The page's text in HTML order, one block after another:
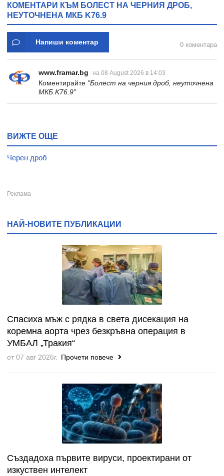
КОМЕНТАРИ КЪМ БОЛЕСТ НА ЧЕРНИЯ ДРОБ,
НЕУТОЧНЕНА МКБ K76.9
Напиши коментар 0 коментара
www.framar.bg на 08 August 2026 в 14:03
Коментирайте "Болест на черния дроб, неуточнена
МКБ K76.9"
ВИЖТЕ ОЩЕ
Черен дроб
НАЙ-НОВИТЕ ПУБЛИКАЦИИ
Спасиха мъж с рядка в света дисекация на
коремна аорта чрез безкръвна операция в
УМБАЛ „Тракия“
от 07 авг 2026г. Прочети повече
Създадоха първите вируси, проектирани от
изкуствен интелект